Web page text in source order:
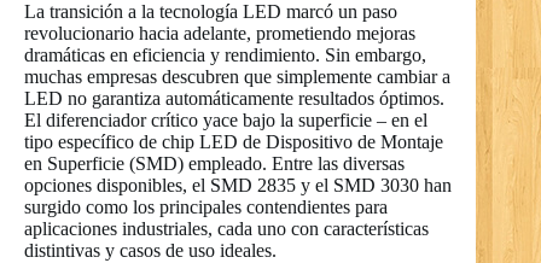
La transición a la tecnología LED marcó un paso
revolucionario hacia adelante, prometiendo mejoras
dramáticas en eficiencia y rendimiento. Sin embargo,
muchas empresas descubren que simplemente cambiar a
LED no garantiza automáticamente resultados óptimos.
El diferenciador crítico yace bajo la superficie – en el
tipo específico de chip LED de Dispositivo de Montaje
en Superficie (SMD) empleado. Entre las diversas
opciones disponibles, el SMD 2835 y el SMD 3030 han
surgido como los principales contendientes para
aplicaciones industriales, cada uno con características
distintivas y casos de uso ideales.